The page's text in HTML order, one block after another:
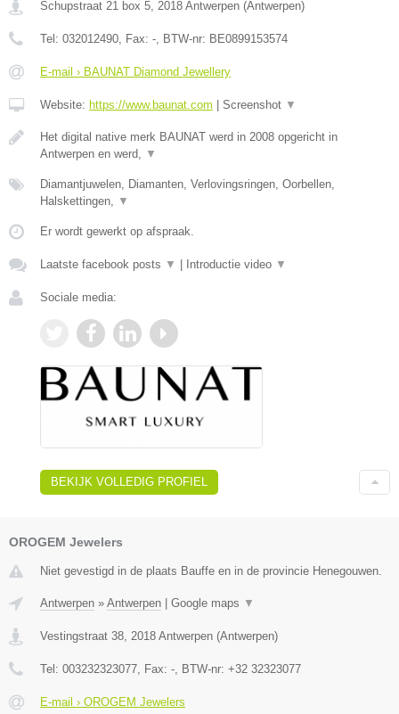
Schupstraat 21 box 5, 2018 Antwerpen (Antwerpen)
Tel: 032012490, Fax: -, BTW-nr: BE0899153574
E-mail › BAUNAT Diamond Jewellery
Website: https://www.baunat.com Screenshot ▼
Het digital native merk BAUNAT werd in 2008 opgericht in
Antwerpen en werd, ▼
Diamantjuwelen, Diamanten, Verlovingsringen, Oorbellen,
Halskettingen, ▼
Er wordt gewerkt op afspraak.
Laatste facebook posts ▼ Introductie video ▼
Sociale media:
BEKIJK VOLLEDIG PROFIEL
OROGEM Jewelers
Niet gevestigd in de plaats Bauffe en in de provincie Henegouwen.
Antwerpen » Antwerpen Google maps ▼
Vestingstraat 38, 2018 Antwerpen (Antwerpen)
Tel: 003232323077, Fax: -, BTW-nr: +32 32323077
E-mail › OROGEM Jewelers